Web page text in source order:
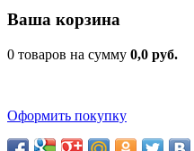
Ваша корзина
0 товаров на сумму 0,0 руб.
Оформить покупку